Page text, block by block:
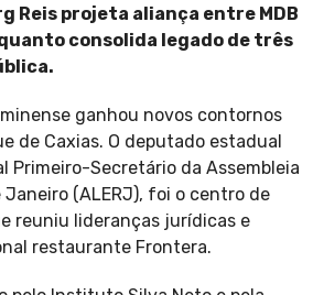
Reis projeta aliança entre MDB
consolida legado de três
ganhou novos contornos
de Caxias. O deputado estadual
Primeiro-Secretário da Assembleia
Janeiro (ALERJ), foi o centro de
reuniu lideranças jurídicas e
restaurante Frontera.